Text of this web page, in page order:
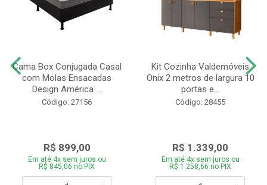
Cama Box Conjugada Casal
com Molas Ensacadas
Design América ...
Código: 27156
R$ 899,00
Em até 4x sem juros ou
R$ 845,06 no PIX
Kit Cozinha Valdemóveis
Onix 2 metros de largura 10
portas e...
Código: 28455
R$ 1.339,00
Em até 4x sem juros ou
R$ 1.258,66 no PIX